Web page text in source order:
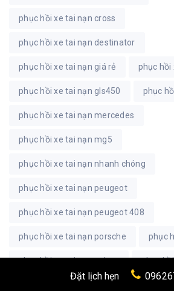
phục hồi xe tai nạn cross
phục hồi xe tai nạn destinator
phục hồi xe tai nạn giá rẻ phục hồi
phục hồi xe tai nạn gls450 phục
phục hồi xe tai nạn mercedes
phục hồi xe tai nạn mg5
phục hồi xe tai nạn nhanh chóng
phục hồi xe tai nạn peugeot
phục hồi xe tai nạn peugeot 408
phục hồi xe tai nạn porsche phục
phục hồi xe tai nạn soluto phục
Đặt lịch hẹn